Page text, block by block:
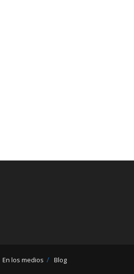
En los medios Blog